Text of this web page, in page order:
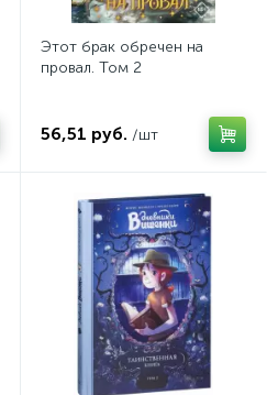
Этот брак обречен на
провал. Том 2
56,51 руб. /шт